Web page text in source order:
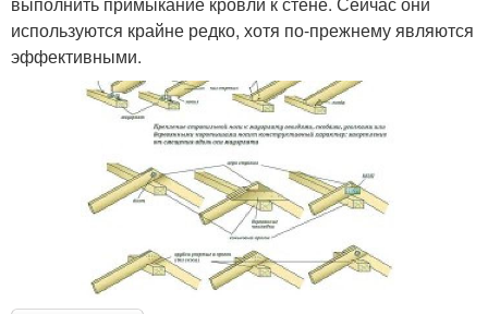
используются крайне редко, хотя по-прежнему являются
эффективными.